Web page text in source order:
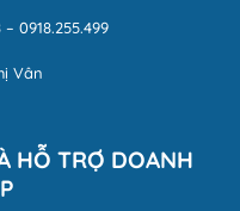
0918.255.499
Vân
HỖ TRỢ DOANH